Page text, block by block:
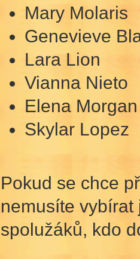
Mary Molaris
Genevieve
Lara Lion
Vianna Nieto
Elena Morgan
Skylar Lopez
Pokud se chce
nemusíte vybírat
spolužáků, kdo